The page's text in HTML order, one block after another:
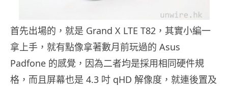
首先出場的，就是 Grand X LTE T82，其實小編一
拿上手，就有點像拿著數月前玩過的 Asus
Padfone 的感覺，因為二者均是採用相同硬件規
格，而且屏幕也是 4.3 吋 qHD 解像度，就連後置及